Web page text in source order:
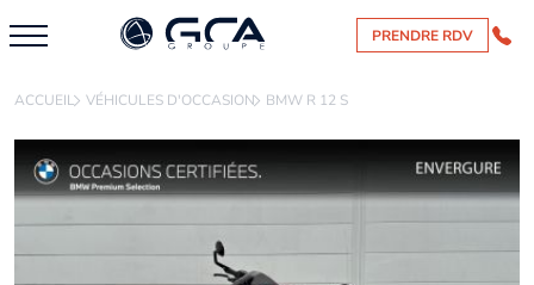
PRENDRE RDV
ACCUEIL VÉHICULES D'OCCASION BMW R 12 S